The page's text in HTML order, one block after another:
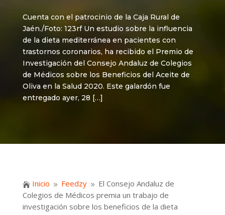
Cuenta con el patrocinio de la Caja Rural de
Jaén./Foto: 123rf Un estudio sobre la influencia
de la dieta mediterránea en pacientes con
trastornos coronarios, ha recibido el Premio de
Investigación del Consejo Andaluz de Colegios
de Médicos sobre los Beneficios del Aceite de
Oliva en la Salud 2020. Este galardón fue
entregado ayer, 28 […]
 Inicio 9 Feedzy 9 El Consejo Andaluz de
Colegios de Médicos premia un trabajo de
investigación sobre los beneficios de la dieta